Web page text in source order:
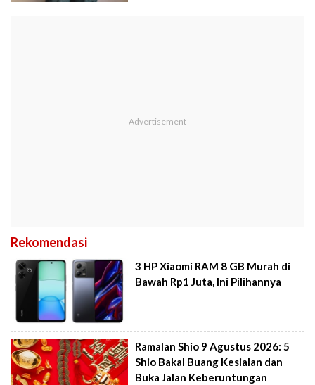
Rekomendasi
3 HP Xiaomi RAM 8 GB Murah di
Bawah Rp1 Juta, Ini Pilihannya
Ramalan Shio 9 Agustus 2026: 5
Shio Bakal Buang Kesialan dan
Buka Jalan Keberuntungan